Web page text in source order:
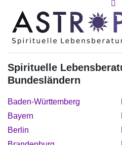
Spirituelle
Bundesländern
Baden-Württemberg
Bayern
Berlin